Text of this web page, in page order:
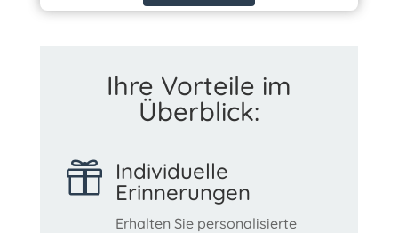
Ihre Vorteile im
Überblick:
 Individuelle
Erinnerungen
Erhalten Sie personalisierte